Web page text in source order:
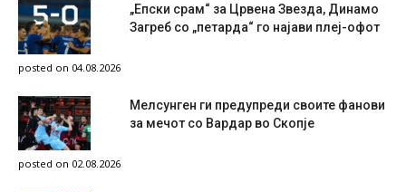
„Епски срам“ за Црвена Звезда, Динамо
Загреб со „петарда“ го најави плеј-офот
posted on 04.08.2026
Мелсунген ги предупреди своите фанови
за мечот со Вардар во Скопје
posted on 02.08.2026